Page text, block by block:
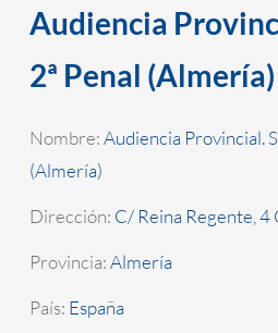
Audiencia
2ª Penal (Almería)
Nombre:Audiencia Provincial.
(Almería)
Dirección: C/ Reina Regente,
Provincia:Almería
País: España